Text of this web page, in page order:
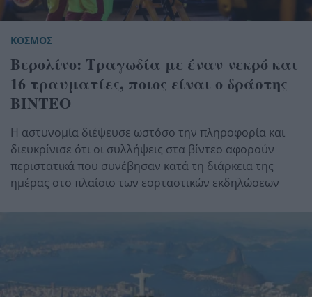
ΚΟΣΜΟΣ
Βερολίνο: Τραγωδία με έναν νεκρό και
16 τραυματίες, ποιος είναι ο δράστης
ΒΙΝΤΕΟ
Η αστυνομία διέψευσε ωστόσο την πληροφορία και
διευκρίνισε ότι οι συλλήψεις στα βίντεο αφορούν
περιστατικά που συνέβησαν κατά τη διάρκεια της
ημέρας στο πλαίσιο των εορταστικών εκδηλώσεων